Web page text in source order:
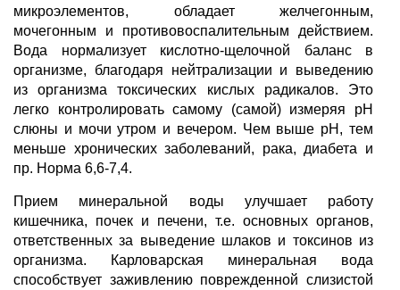
микроэлементов, обладает желчегонным,
мочегонным и противовоспалительным действием.
Вода нормализует кислотно-щелочной баланс в
организме, благодаря нейтрализации и выведению
из организма токсических кислых радикалов. Это
легко контролировать самому (самой) измеряя рН
слюны и мочи утром и вечером. Чем выше рН, тем
меньше хронических заболеваний, рака, диабета и
пр. Норма 6,6-7,4.
Прием минеральной воды улучшает работу
кишечника, почек и печени, т.е. основных органов,
ответственных за выведение шлаков и токсинов из
организма. Карловарская минеральная вода
способствует заживлению поврежденной слизистой